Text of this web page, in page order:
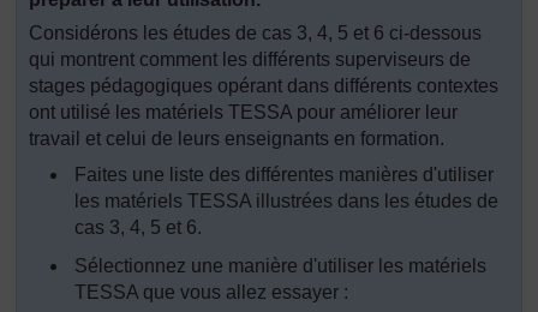
Considérons les études de cas 3, 4, 5 et 6 ci-dessous
qui montrent comment les différents superviseurs de
stages pédagogiques opérant dans différents contextes
ont utilisé les matériels TESSA pour améliorer leur
travail et celui de leurs enseignants en formation.
Faites une liste des différentes manières d'utiliser
les matériels TESSA illustrées dans les études de
cas 3, 4, 5 et 6.
Sélectionnez une manière d'utiliser les matériels
TESSA que vous allez essayer :